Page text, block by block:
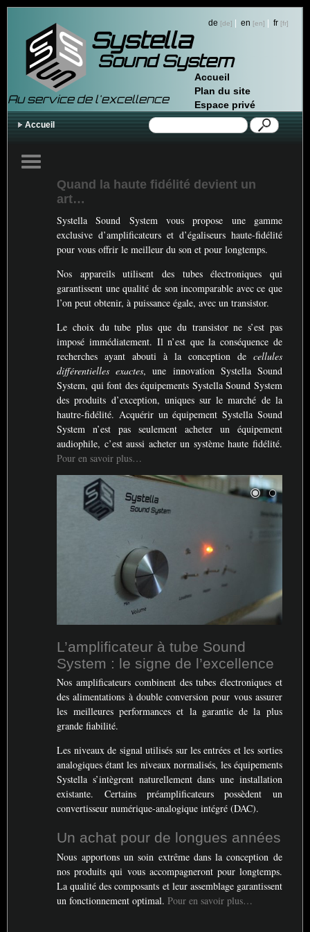
Systella
Au service de l'excellence
Sound System
de | en | fr
Accueil
Plan du site
Espace privé
Accueil
Quand la haute fidélité devient un
art…
Systella Sound System vous propose une gamme
exclusive d’amplificateurs et d’égaliseurs haute-fidélité
pour vous offrir le meilleur du son et pour longtemps.
Nos appareils utilisent des tubes électroniques qui
garantissent une qualité de son incomparable avec ce que
l’on peut obtenir, à puissance égale, avec un transistor.
Le choix du tube plus que du transistor ne s’est pas
imposé immédiatement. Il n’est que la conséquence de
recherches ayant abouti à la conception de cellules
différentielles exactes, une innovation Systella Sound
System, qui font des équipements Systella Sound System
des produits d’exception, uniques sur le marché de la
hautre-fidélité. Acquérir un équipement Systella Sound
System n’est pas seulement acheter un équipement
audiophile, c’est aussi acheter un système haute fidélité.
Pour en savoir plus…
L’amplificateur à tube Sound
System : le signe de l’excellence
Nos amplificateurs combinent des tubes électroniques et
des alimentations à double conversion pour vous assurer
les meilleures performances et la garantie de la plus
grande fiabilité.
Les niveaux de signal utilisés sur les entrées et les sorties
analogiques étant les niveaux normalisés, les équipements
Systella s’intègrent naturellement dans une installation
existante. Certains préamplificateurs possèdent un
convertisseur numérique-analogique intégré (DAC).
Un achat pour de longues années
Nous apportons un soin extrême dans la conception de
nos produits qui vous accompagneront pour longtemps.
La qualité des composants et leur assemblage garantissent
un fonctionnement optimal.Pour en savoir plus…